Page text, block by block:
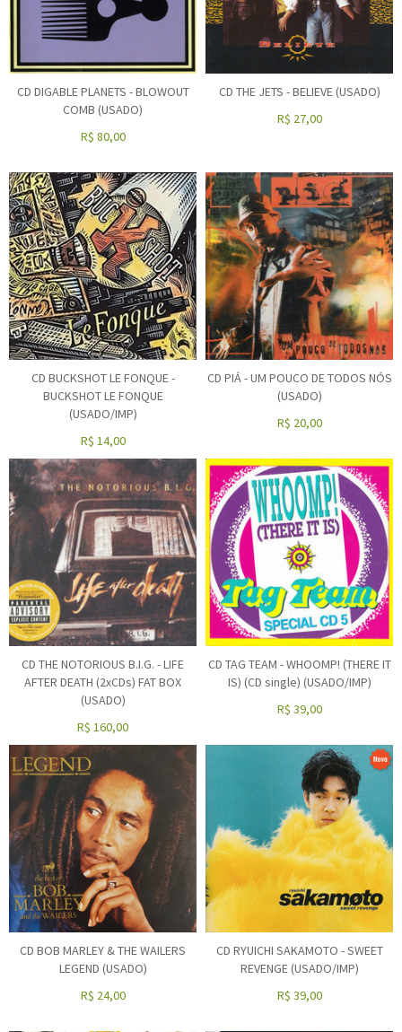
CD DIGABLE PLANETS - BLOWOUT
COMB (USADO)
R$ 80,00
CD THE JETS - BELIEVE (USADO)
R$ 27,00
CD BUCKSHOT LE FONQUE -
BUCKSHOT LE FONQUE
(USADO/IMP)
R$ 14,00
CD PIÁ - UM POUCO DE TODOS NÓS
(USADO)
R$ 20,00
CD THE NOTORIOUS B.I.G. - LIFE
AFTER DEATH (2xCDs) FAT BOX
(USADO)
R$ 160,00
CD TAG TEAM - WHOOMP! (THERE IT
IS) (CD single) (USADO/IMP)
R$ 39,00
CD BOB MARLEY & THE WAILERS
LEGEND (USADO)
R$ 24,00
CD RYUICHI SAKAMOTO - SWEET
REVENGE (USADO/IMP)
R$ 39,00